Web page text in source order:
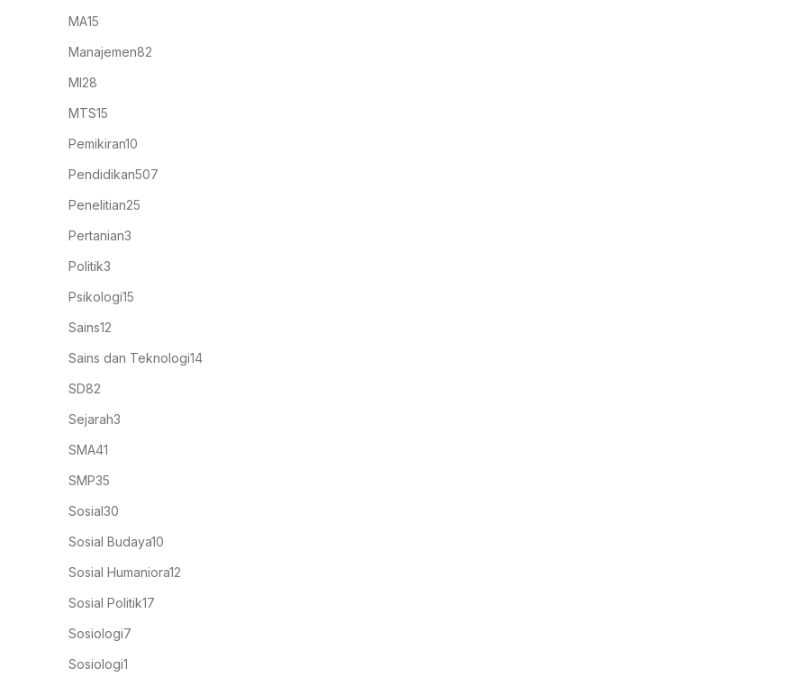
MA15
Manajemen82
MI28
MTS15
Pemikiran10
Pendidikan507
Penelitian25
Pertanian3
Politik3
Psikologi15
Sains12
Sains dan Teknologi14
SD82
Sejarah3
SMA41
SMP35
Sosial30
Sosial Budaya10
Sosial Humaniora12
Sosial Politik17
Sosiologi7
Sosiologi1